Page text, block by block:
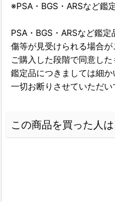
※PSA・BGS・ARSなど鑑
PSA・BGS・ARSなど鑑
傷等が見受けられる場合が
ご購入した段階で同意した
鑑定品につきましては細
一切お断りさせていただい
この商品を買った人